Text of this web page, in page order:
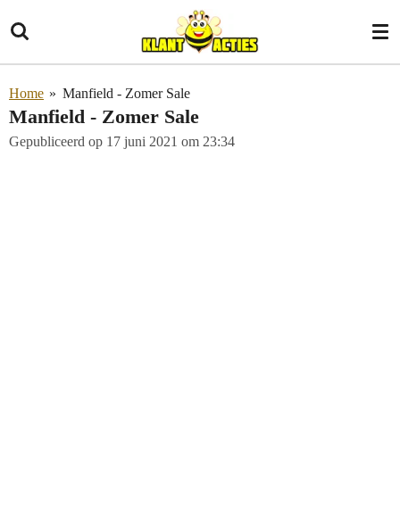
direct
naar
hoofdinhoud
Home » Manfield - Zomer Sale
Manfield - Zomer Sale
Gepubliceerd op 17 juni 2021 om 23:34